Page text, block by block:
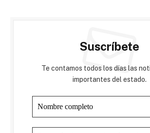
Suscríbete
Te contamos todos los días las
importantes del estado.